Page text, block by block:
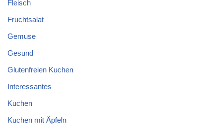
Fleisch
Fruchtsalat
Gemuse
Gesund
Glutenfreien Kuchen
Interessantes
Kuchen
Kuchen mit Äpfeln